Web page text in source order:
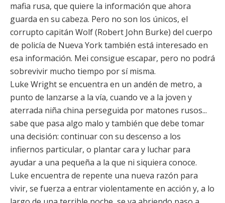
mafia rusa, que quiere la información que ahora
guarda en su cabeza. Pero no son los únicos, el
corrupto capitán Wolf (Robert John Burke) del cuerpo
de policía de Nueva York también está interesado en
esa información. Mei consigue escapar, pero no podrá
sobrevivir mucho tiempo por sí misma.
Luke Wright se encuentra en un andén de metro, a
punto de lanzarse a la vía, cuando ve a la joven y
aterrada niña china perseguida por matones rusos...
sabe que pasa algo malo y también que debe tomar
una decisión: continuar con su descenso a los
infiernos particular, o plantar cara y luchar para
ayudar a una pequeña a la que ni siquiera conoce.
Luke encuentra de repente una nueva razón para
vivir, se fuerza a entrar violentamente en acción y, a lo